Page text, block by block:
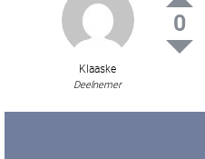
Klaaske
Deelnemer
0